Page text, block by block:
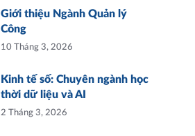
Giới thiệu Ngành Quản lý
Công
10 Tháng 3, 2026
Kinh tế số: Chuyên ngành học
thời dữ liệu và AI
2 Tháng 3, 2026